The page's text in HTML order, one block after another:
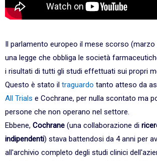
Il parlamento europeo il mese scorso
una legge che obbliga le società
i risultati di tutti gli studi effettuati sui propri
Questo è stato il traguardo tanto atteso da
All Trials e Cochrane, per nulla scontato ma
persone che non operano nel settore.
Ebbene, Cochrane (una collaborazione di
indipendenti) stava battendosi da 4 anni per
all'archivio completo degli studi clinici